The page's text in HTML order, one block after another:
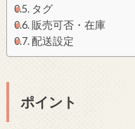
タグ
販売可否・在庫
配送設定
ポイント